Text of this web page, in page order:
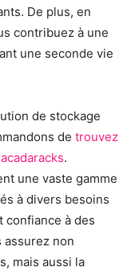
De plus, en
contribuez à une
une seconde vie
de stockage
de trouvez
.
une vaste gamme
à divers besoins
confiance à des
assurez non
mais aussi la